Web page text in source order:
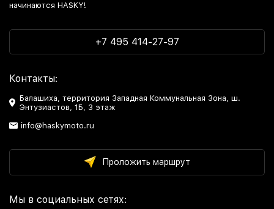
начинаются HASKY!
+7 495 414-27-97
Контакты:
Балашиха, территория Западная Коммунальная Зона, ш.
Энтузиастов, 1Б, 3 этаж
info@haskymoto.ru
Проложить маршрут
Мы в социальных сетях: